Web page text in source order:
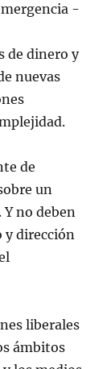
-
de dinero y
nuevas
de
un
no deben
y dirección
liberales
ámbitos